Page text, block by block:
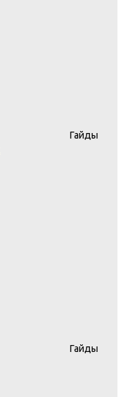
Гайды
Гайды